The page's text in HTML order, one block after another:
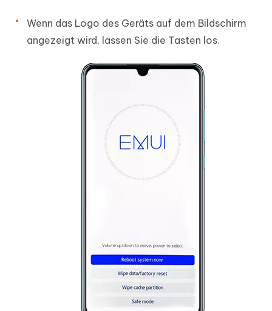
Wenn das Logo des Geräts auf dem Bildschirm
angezeigt wird, lassen Sie die Tasten los.